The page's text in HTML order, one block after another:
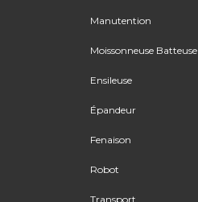
Manutention
Moissonneuse Batteuse
Ensileuse
Épandeur
Fenaison
Robot
Transport